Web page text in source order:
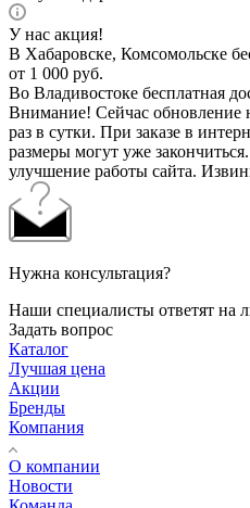
У нас акция!
В Хабаровске, Комсомольске
от 1 000 руб.
Во Владивостоке бесплатная
Внимание! Сейчас обновление
раз в сутки. При заказе в
размеры могут уже
улучшение работы сайта.
Нужна консультация?
Наши специалисты ответят на
Задать вопрос
Каталог
Лучшая цена
Акции
Бренды
Компания
О компании
Новости